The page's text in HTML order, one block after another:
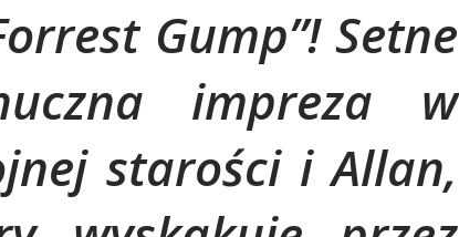
Gump”! Setne
impreza w
starości i Allan,